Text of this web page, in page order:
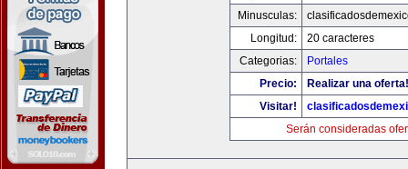
Minusculas:
Longitud:
20 caracteres
Categorias:
Portales
Precio:
Realizar una oferta!
Visitar!
Serán consideradas